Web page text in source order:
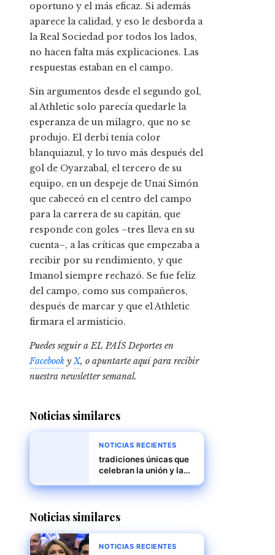
oportuno y el más eficaz. Si además
aparece la calidad, y eso le desborda a
la Real Sociedad por todos los lados,
no hacen falta más explicaciones. Las
respuestas estaban en el campo.
Sin argumentos desde el segundo gol,
al Athletic solo parecía quedarle la
esperanza de un milagro, que no se
produjo. El derbi tenía color
blanquiazul, y lo tuvo más después del
gol de Oyarzabal, el tercero de su
equipo, en un despeje de Unai Simón
que cabeceó en el centro del campo
para la carrera de su capitán, que
responde con goles –tres lleva en su
cuenta–, a las críticas que empezaba a
recibir por su rendimiento, y que
Imanol siempre rechazó. Se fue feliz
del campo, como sus compañeros,
después de marcar y que el Athletic
firmara el armisticio.
Puedes seguir a EL PAÍS Deportes en
Facebook yX, o apuntarte aquí para recibir
nuestra newsletter semanal.
Noticias similares
NOTICIAS RECIENTES
tradiciones únicas que
celebran la unión y la
Noticias similares
NOTICIAS RECIENTES